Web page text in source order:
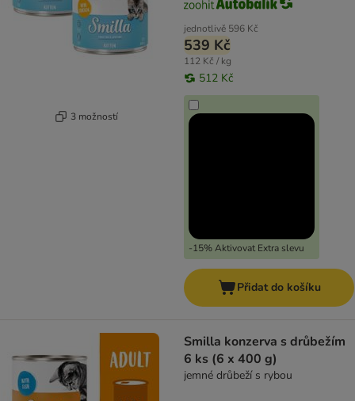
3 možností
jednotlivě 596 Kč
539 Kč
112 Kč / kg
512 Kč
-15% Aktivovat Extra slevu
Přidat do košíku
Smilla konzerva s drůbežím
6 ks (6 x 400 g)
jemné drůbeží s rybou